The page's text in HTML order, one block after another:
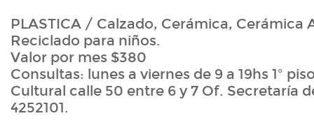
PLASTICA / Calzado, Cerámica, Cerámica
Reciclado para niños.
Valor por mes $380
Consultas: lunes a viernes de 9 a 19hs 1º
Cultural calle 50 entre 6 y 7 Of. Secretaría
4252101.